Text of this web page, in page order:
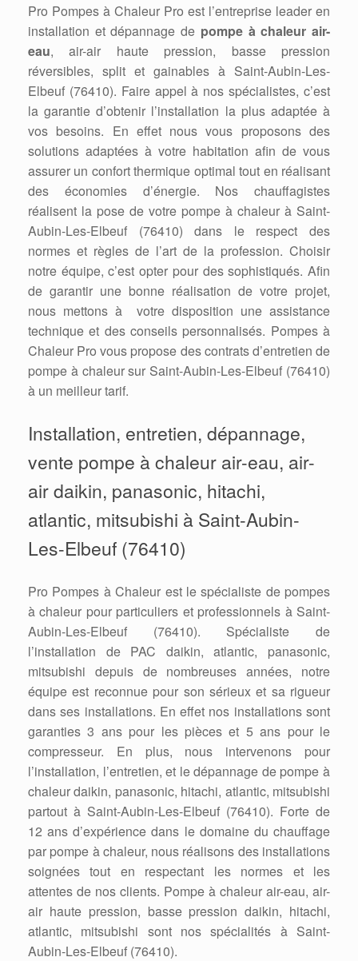
Pro Pompes à Chaleur Pro est l’entreprise leader en
installation et dépannage de pompe à chaleur air-
eau, air-air haute pression, basse pression
réversibles, split et gainables à Saint-Aubin-Les-
Elbeuf (76410). Faire appel à nos spécialistes, c’est
la garantie d’obtenir l’installation la plus adaptée à
vos besoins. En effet nous vous proposons des
solutions adaptées à votre habitation afin de vous
assurer un confort thermique optimal tout en réalisant
des économies d’énergie. Nos chauffagistes
réalisent la pose de votre pompe à chaleur à Saint-
Aubin-Les-Elbeuf (76410) dans le respect des
normes et règles de l’art de la profession. Choisir
notre équipe, c’est opter pour des sophistiqués. Afin
de garantir une bonne réalisation de votre projet,
nous mettons à votre disposition une assistance
technique et des conseils personnalisés. Pompes à
Chaleur Pro vous propose des contrats d’entretien de
pompe à chaleur sur Saint-Aubin-Les-Elbeuf (76410)
à un meilleur tarif.
Installation, entretien, dépannage,
vente pompe à chaleur air-eau, air-
air daikin, panasonic, hitachi,
atlantic, mitsubishi à Saint-Aubin-
Les-Elbeuf (76410)
Pro Pompes à Chaleur est le spécialiste de pompes
à chaleur pour particuliers et professionnels à Saint-
Aubin-Les-Elbeuf (76410). Spécialiste de
l’installation de PAC daikin, atlantic, panasonic,
mitsubishi depuis de nombreuses années, notre
équipe est reconnue pour son sérieux et sa rigueur
dans ses installations. En effet nos installations sont
garanties 3 ans pour les pièces et 5 ans pour le
compresseur. En plus, nous intervenons pour
l’installation, l’entretien, et le dépannage de pompe à
chaleur daikin, panasonic, hitachi, atlantic, mitsubishi
partout à Saint-Aubin-Les-Elbeuf (76410). Forte de
12 ans d’expérience dans le domaine du chauffage
par pompe à chaleur, nous réalisons des installations
soignées tout en respectant les normes et les
attentes de nos clients. Pompe à chaleur air-eau, air-
air haute pression, basse pression daikin, hitachi,
atlantic, mitsubishi sont nos spécialités à Saint-
Aubin-Les-Elbeuf (76410).